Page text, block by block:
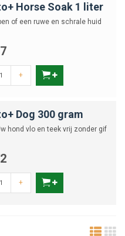
Horse Soak 1 liter
of een ruwe en schrale huid
+
Dog 300 gram
hond vlo en teek vrij zonder gif
+